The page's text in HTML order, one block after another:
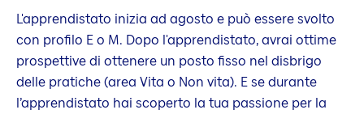
L'apprendistato inizia ad agosto e può essere svolto
con profilo E o M. Dopo l'apprendistato, avrai ottime
prospettive di ottenere un posto fisso nel disbrigo
delle pratiche (area Vita o Non vita). E se durante
l’apprendistato hai scoperto la tua passione per la